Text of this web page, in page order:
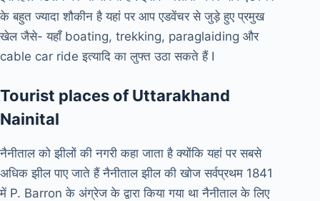
के बहुत ज्यादा शौकीन है यहां पर आप एडवेंचर से जुड़े हुए प्रमुख
खेल जैसे- यहाँ boating, trekking, paraglaiding और
cable car ride इत्यादि का लुफ्त उठा सकते हैं I
Tourist places of Uttarakhand
Nainital
नैनीताल को झीलों की नगरी कहा जाता है क्योंकि यहां पर सबसे
अधिक झील पाए जाते हैं नैनीताल झील की खोज सर्वप्रथम 1841
में P. Barron के अंग्रेज के द्वारा किया गया था नैनीताल के लिए